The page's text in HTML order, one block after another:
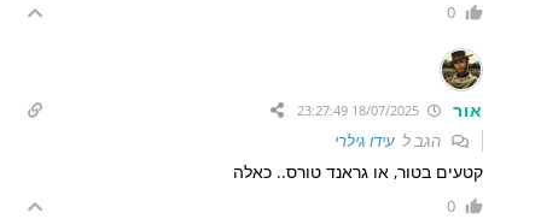
0
אור
הגב לעידו גילרי
קטעים בטור, או גראנד טורס.. כאלה
0